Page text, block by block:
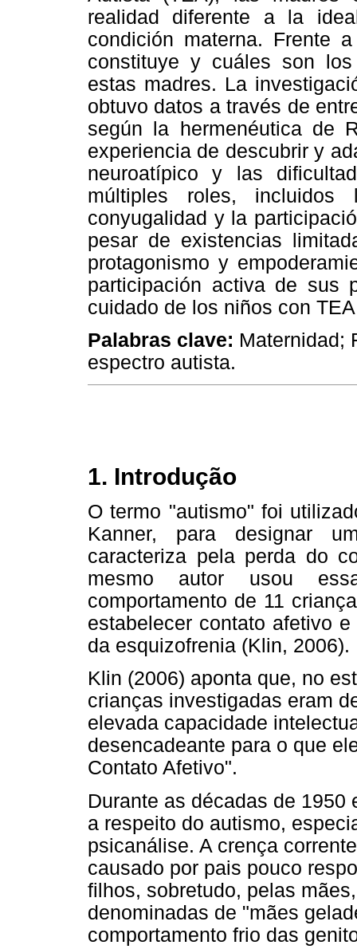
realidad diferente a la
condición materna. Frente
constituye y cuáles son
estas madres. La
obtuvo datos a través de
según la hermenéutica de
experiencia de descubrir y
neuroatípico y las
múltiples roles,
conyugalidad y la
pesar de existencias
protagonismo y
participación activa de sus
cuidado de los niños con
Palabras clave: Maternidad;
espectro autista.
1. Introdução
O termo "autismo" foi
Kanner, para designar
caracteriza pela perda do
mesmo autor usou
comportamento de 11
estabelecer contato afetivo
da esquizofrenia (Klin, 2006).
Klin (2006) aponta que, no
crianças investigadas eram
elevada capacidade
desencadeante para o que
Contato Afetivo".
Durante as décadas de
a respeito do autismo,
psicanálise. A crença
causado por pais pouco
filhos, sobretudo, pelas
denominadas de "mães
comportamento frio das